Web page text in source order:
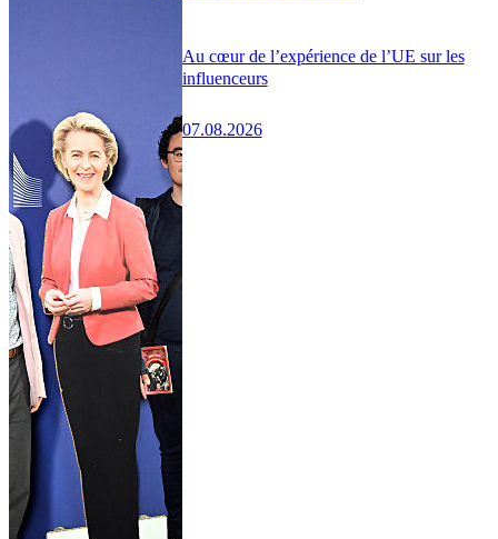
Au cœur de l’expérience de l’UE sur les
influenceurs
07.08.2026